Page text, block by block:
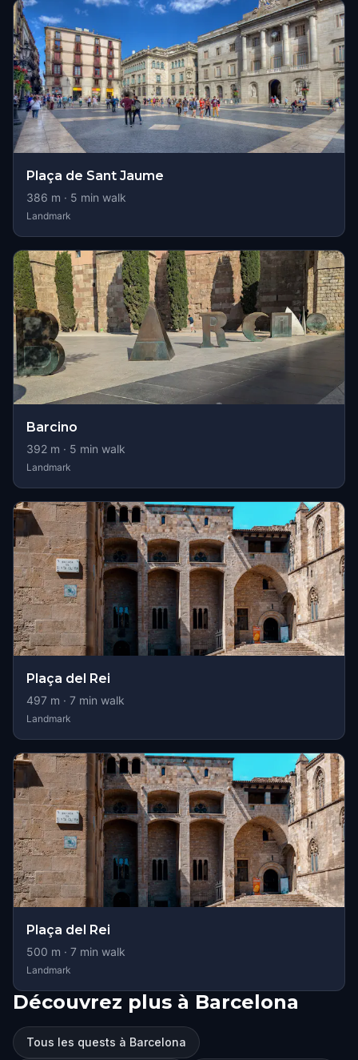
Plaça de Sant Jaume
386 m · 5 min walk
Landmark
Barcino
392 m · 5 min walk
Landmark
Plaça del Rei
497 m · 7 min walk
Landmark
Plaça del Rei
500 m · 7 min walk
Landmark
Découvrez plus à Barcelona
Tous les quests à Barcelona